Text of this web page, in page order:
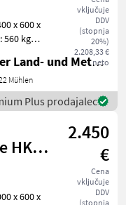
vključuje
DDV
(stopnja
20%)
2.208,33 €
neto
x 600 x
560 kg
Größen
Holler Land- und Metalltechnik GmbH.
Mühlen
Plus prodajalec
HKS
2.450
€
Cena
vključuje
DDV
(stopnja
x 600 x